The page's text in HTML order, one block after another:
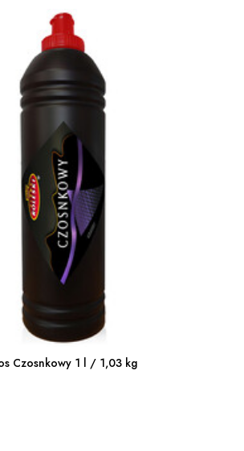
Czosnkowy 1 l / 1,03 kg